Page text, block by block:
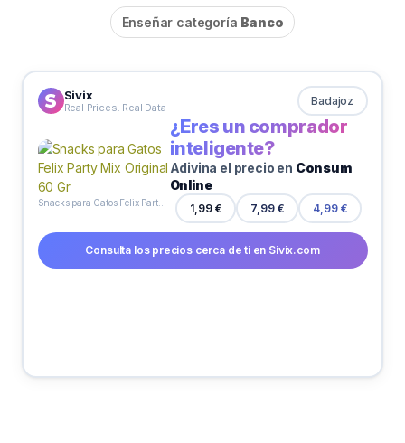
Enseñar categoría Banco
Sivix
Real Prices. Real Data Badajoz
Snacks para Gatos Felix Party Mix Original 60 Gr
¿Eres un comprador
inteligente?
Adivina el precio en Consum
Online
1,99 € 7,99 € 4,99 €
Consulta los precios cerca de ti en Sivix.com